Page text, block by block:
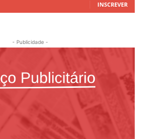
INSCREVER
- Publicidade -